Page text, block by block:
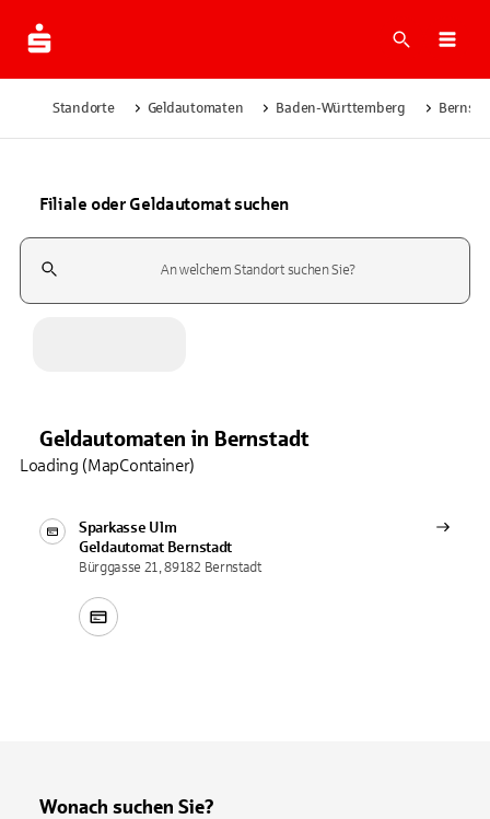
Suche
Standorte Geldautomaten Baden-Württemberg
Filiale oder Geldautomat suchen
Suchfeld
Geldautomaten in Bernstadt
Sparkasse Ulm
Geldautomat Bernstadt
Bürggasse 21, 89182 Bernstadt
Loading (MapContainer)
Wonach suchen Sie?